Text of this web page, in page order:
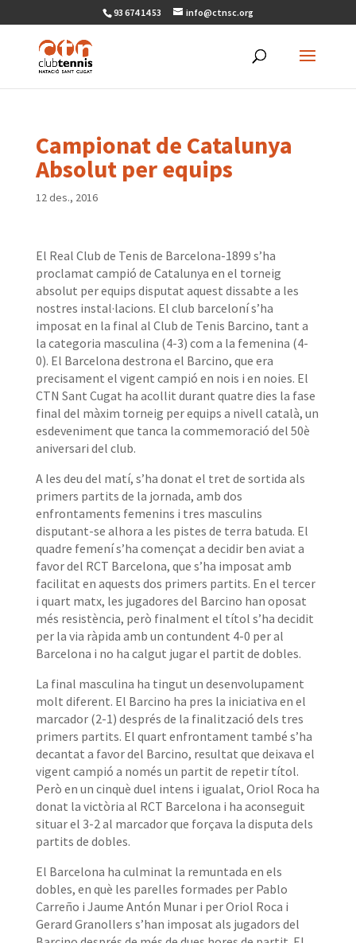
93 674 14 53 info@ctnsc.org
Campionat de Catalunya
Absolut per equips
12 des., 2016
El Real Club de Tenis de Barcelona-1899 s’ha
proclamat campió de Catalunya en el torneig
absolut per equips disputat aquest dissabte a les
nostres instal·lacions. El club barceloní s’ha
imposat en la final al Club de Tenis Barcino, tant a
la categoria masculina (4-3) com a la femenina (4-
0). El Barcelona destrona el Barcino, que era
precisament el vigent campió en nois i en noies. El
CTN Sant Cugat ha acollit durant quatre dies la fase
final del màxim torneig per equips a nivell català, un
esdeveniment que tanca la commemoració del 50è
aniversari del club.
A les deu del matí, s’ha donat el tret de sortida als
primers partits de la jornada, amb dos
enfrontaments femenins i tres masculins
disputant-se alhora a les pistes de terra batuda. El
quadre femení s’ha començat a decidir ben aviat a
favor del RCT Barcelona, que s’ha imposat amb
facilitat en aquests dos primers partits. En el tercer
i quart matx, les jugadores del Barcino han oposat
més resistència, però finalment el títol s’ha decidit
per la via ràpida amb un contundent 4-0 per al
Barcelona i no ha calgut jugar el partit de dobles.
La final masculina ha tingut un desenvolupament
molt diferent. El Barcino ha pres la iniciativa en el
marcador (2-1) després de la finalització dels tres
primers partits. El quart enfrontament també s’ha
decantat a favor del Barcino, resultat que deixava el
vigent campió a només un partit de repetir títol.
Però en un cinquè duel intens i igualat, Oriol Roca ha
donat la victòria al RCT Barcelona i ha aconseguit
situar el 3-2 al marcador que forçava la disputa dels
partits de dobles.
El Barcelona ha culminat la remuntada en els
dobles, en què les parelles formades per Pablo
Carreño i Jaume Antón Munar i per Oriol Roca i
Gerard Granollers s’han imposat als jugadors del